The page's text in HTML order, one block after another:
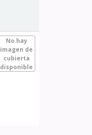
No hay
imagen de
cubierta
disponible